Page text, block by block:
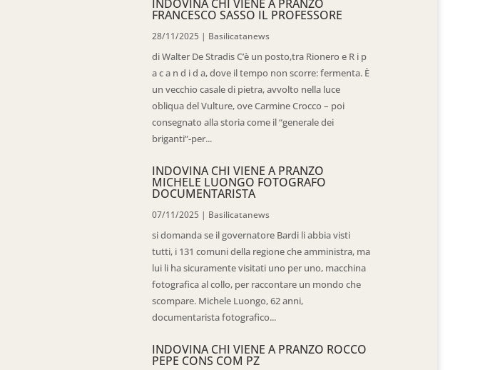
INDOVINA CHI VIENE A PRANZO
FRANCESCO SASSO IL PROFESSORE
28/11/2025 | Basilicatanews
di Walter De Stradis C’è un posto,tra Rionero e R i p
a c a n d i d a, dove il tempo non scorre: fermenta. È
un vecchio casale di pietra, avvolto nella luce
obliqua del Vulture, ove Carmine Crocco – poi
consegnato alla storia come il “generale dei
briganti”-per...
INDOVINA CHI VIENE A PRANZO
MICHELE LUONGO FOTOGRAFO
DOCUMENTARISTA
07/11/2025 | Basilicatanews
si domanda se il governatore Bardi li abbia visti
tutti, i 131 comuni della regione che amministra, ma
lui li ha sicuramente visitati uno per uno, macchina
fotografica al collo, per raccontare un mondo che
scompare. Michele Luongo, 62 anni,
documentarista fotografico...
INDOVINA CHI VIENE A PRANZO ROCCO
PEPE CONS COM PZ